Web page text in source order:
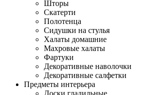
Шторы
Скатерти
Полотенца
Сидушки на стулья
Халаты домашние
Махровые халаты
Фартуки
Декоративные наволочки
Декоративные салфетки
Предметы интерьера
Доски гладильные